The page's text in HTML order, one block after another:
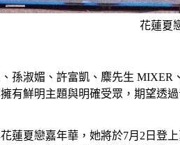
花蓮夏
孫淑媚、許富凱、麋先生
有鮮明主題與明確受眾，期望透
蓮夏戀嘉年華，她將於7月2日